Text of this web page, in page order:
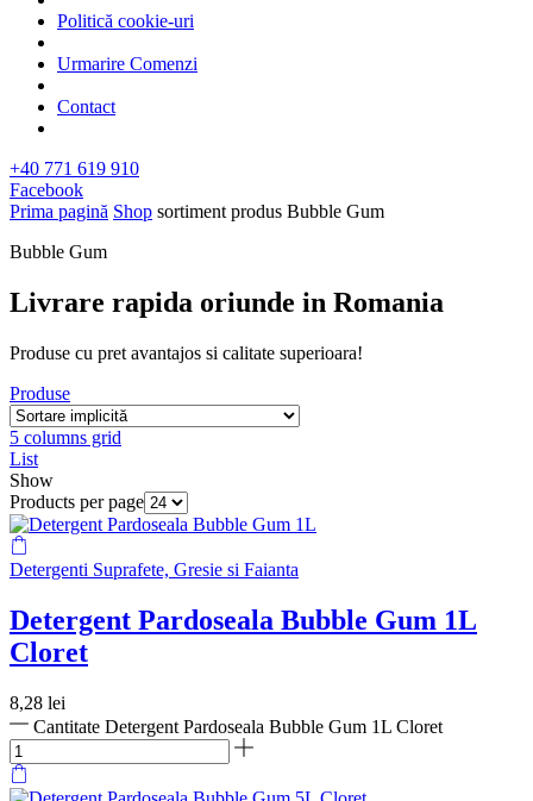
Politică cookie-uri
Urmarire Comenzi
Contact
+40 771 619 910
Facebook
Prima pagină Shop sortiment produs Bubble Gum
Bubble Gum
Livrare rapida oriunde in Romania​
Produse cu pret avantajos si calitate superioara!
Produse
5 columns grid
List
Show
Products per page
Detergenti Suprafete, Gresie si Faianta
Detergent Pardoseala Bubble Gum 1L
Cloret
8,28 lei
Cantitate Detergent Pardoseala Bubble Gum 1L Cloret